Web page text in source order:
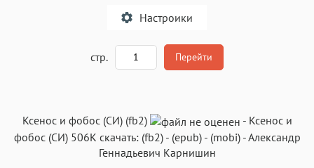
Настроики
стр. Перейти
Ксенос и фобос (СИ) (fb2) - Ксенос и
фобос (СИ) 506K скачать: (fb2)- (epub)- (mobi)-Александр
Геннадьевич Карнишин